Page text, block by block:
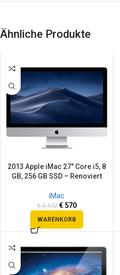
Ähnliche Produkte
SALE
2013 Apple iMac 27″ Core i5, 8
GB, 256 GB SSD – Renoviert
iMac
€1,172 €570
WARENKORB
SALE